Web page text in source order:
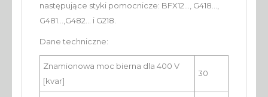
następujące styki pomocnicze: BFX12..., G418...,
G481...,G482... i G218.
Dane techniczne:
Znamionowa moc bierna dla 400 V
[kvar]
30